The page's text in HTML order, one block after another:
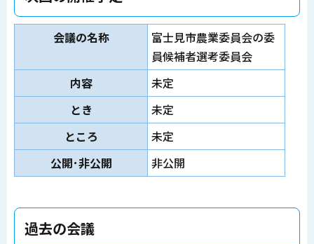
会議の名称
富士見市農業委員会の委
員候補者選考委員会
内容
未定
とき
未定
ところ
未定
公開･非公開
非公開
過去の会議